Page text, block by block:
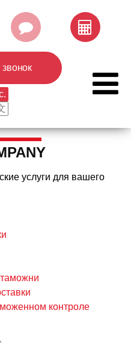
звонок
услуги для вашего
контроле